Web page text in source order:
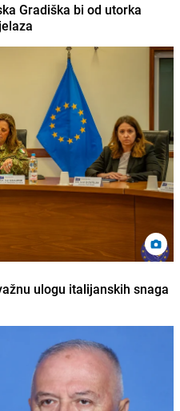
Gradiška bi od utorka
ulogu italijanskih snaga